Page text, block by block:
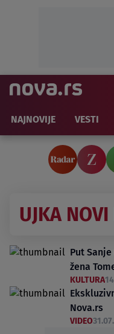
NAJNOVIJE VESTI
UJKA
Put
žena
KULTURA
Nova.rs
VIDEO